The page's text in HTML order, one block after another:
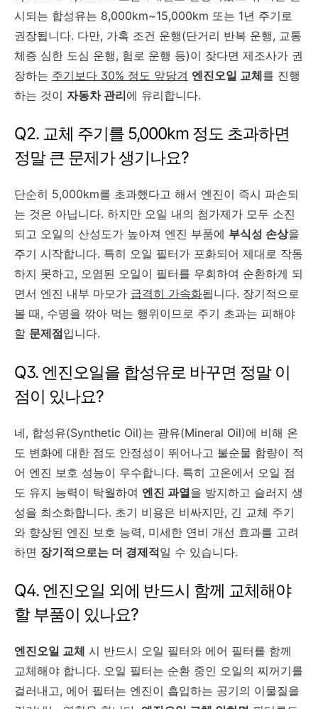
시되는 합성유는 8,000km~15,000km 또는 1년 주기로
권장됩니다. 다만, 가혹 조건 운행(단거리 반복 운행, 교통
체증 심한 도심 운행, 험로 운행 등)이 잦다면 제조사가 권
장하는 주기보다 30% 정도 앞당겨 엔진오일 교체를 진행
하는 것이 자동차 관리에 유리합니다.
Q2. 교체 주기를 5,000km 정도 초과하면
정말 큰 문제가 생기나요?
단순히 5,000km를 초과했다고 해서 엔진이 즉시 파손되
는 것은 아닙니다. 하지만 오일 내의 첨가제가 모두 소진
되고 오일의 산성도가 높아져 엔진 부품에 부식성 손상을
주기 시작합니다. 특히 오일 필터가 포화되어 제대로 작동
하지 못하고, 오염된 오일이 필터를 우회하여 순환하게 되
면서 엔진 내부 마모가 급격히 가속화됩니다. 장기적으로
볼 때, 수명을 깎아 먹는 행위이므로 주기 초과는 피해야
할 문제점입니다.
Q3. 엔진오일을 합성유로 바꾸면 정말 이
점이 있나요?
네, 합성유(Synthetic Oil)는 광유(Mineral Oil)에 비해 온
도 변화에 대한 점도 안정성이 뛰어나고 불순물 함량이 적
어 엔진 보호 성능이 우수합니다. 특히 고온에서 오일 점
도 유지 능력이 탁월하여 엔진 과열을 방지하고 슬러지 생
성을 최소화합니다. 초기 비용은 비싸지만, 긴 교체 주기
와 향상된 엔진 보호 능력, 미세한 연비 개선 효과를 고려
하면 장기적으로는 더 경제적일 수 있습니다.
Q4. 엔진오일 외에 반드시 함께 교체해야
할 부품이 있나요?
엔진오일 교체 시 반드시 오일 필터와 에어 필터를 함께
교체해야 합니다. 오일 필터는 순환 중인 오일의 찌꺼기를
걸러내고, 에어 필터는 엔진이 흡입하는 공기의 이물질을